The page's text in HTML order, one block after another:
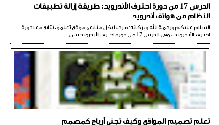
الدرس 17 من دورة احترف الأندرويد: طريقة إزالة تطبيقات
النظام من هواتف أندرويد
السلام عليكم ورحمة الله وبركاته: مرحبا بكل متابعى موقع تعلمو، نتابع معا دورة
احترف الأندرويد ، وفى الدرس 17 من دورة احترف الأندرويد سن...
تعلم تصميم المواقع وكيف تجني أرباح كمصمم